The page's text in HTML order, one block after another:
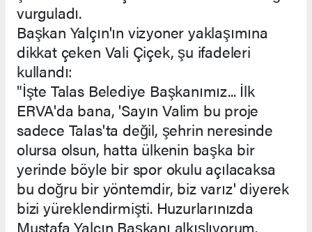
vurguladı.
Başkan Yalçın'ın vizyoner yaklaşımına
dikkat çeken Vali Çiçek, şu ifadeleri
kullandı:
"İşte Talas Belediye Başkanımız... İlk
ERVA'da bana, 'Sayın Valim bu proje
sadece Talas'ta değil, şehrin neresinde
olursa olsun, hatta ülkenin başka bir
yerinde böyle bir spor okulu açılacaksa
bu doğru bir yöntemdir, biz varız' diyerek
bizi yüreklendirmişti. Huzurlarınızda
Mustafa Yalçın Başkanı alkışlıyorum.